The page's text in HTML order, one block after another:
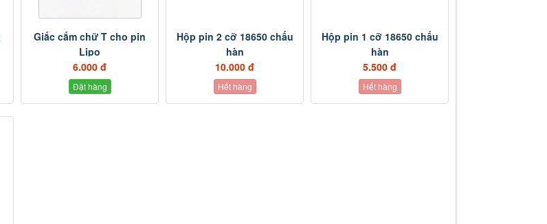
Giắc cắm chữ T cho pin
Lipo
6.000 đ
Đặt hàng
Hộp pin 2 cỡ 18650 chấu
hàn
10.000 đ
Hết hàng
Hộp pin 1 cỡ 18650 chấu
hàn
5.500 đ
Hết hàng